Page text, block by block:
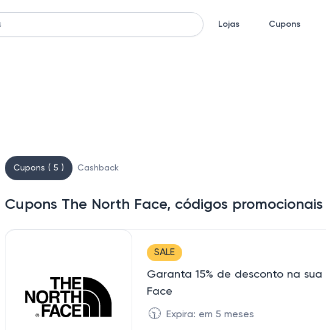
Lojas Cupons
Cupons ( 5 ) Cashback
Cupons The North Face, códigos
SALE
Garanta 15% de desconto na
Face
🕥 Expira: em 5 meses